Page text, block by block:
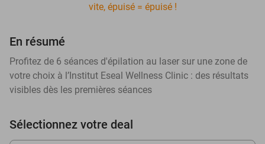
vite, épuisé = épuisé !
En résumé
Profitez de 6 séances d'épilation au laser sur une zone de
votre choix à l’Institut Eseal Wellness Clinic : des résultats
visibles dès les premières séances
Sélectionnez votre deal